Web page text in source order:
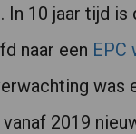
In 10 jaar tijd is
naar een EPC
was
2019